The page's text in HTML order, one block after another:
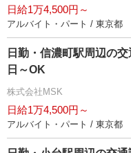
日給1万4,500円～
アルバイト・パート / 東京都
日勤・信濃町駅周辺の
日～OK
株式会社MSK
日給1万4,500円～
アルバイト・パート / 東京都